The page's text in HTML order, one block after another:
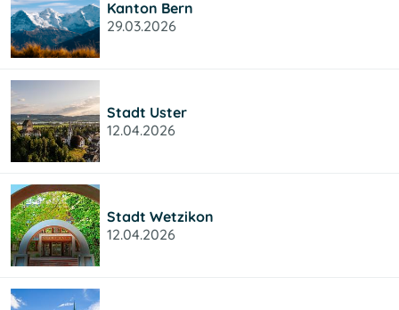
Kanton Bern
29.03.2026
Stadt Uster
12.04.2026
Stadt Wetzikon
12.04.2026